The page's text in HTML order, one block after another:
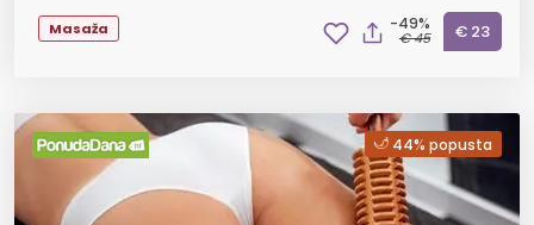
Masaža -49%
€ 45 € 23
44% popusta